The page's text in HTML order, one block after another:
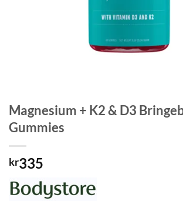
Magnesium + K2 & D3
Gummies
kr335